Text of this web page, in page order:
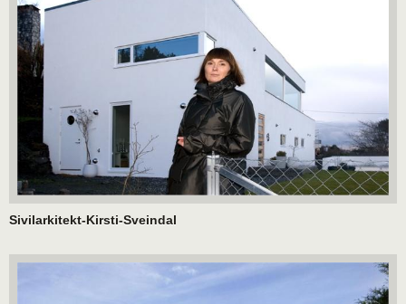
Sivilarkitekt-Kirsti-Sveindal